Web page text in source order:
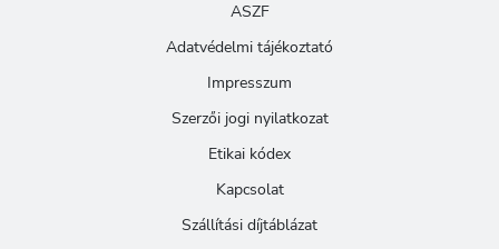
ASZF
Adatvédelmi tájékoztató
Impresszum
Szerzői jogi nyilatkozat
Etikai kódex
Kapcsolat
Szállítási díjtáblázat